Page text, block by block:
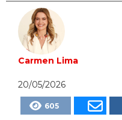
Carmen Lima
20/05/2026
605